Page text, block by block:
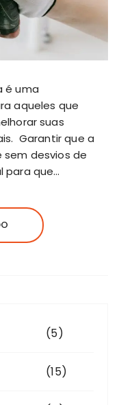
é uma
aqueles que
suas
Garantir que a
desvios de
para que…
(5)
(15)